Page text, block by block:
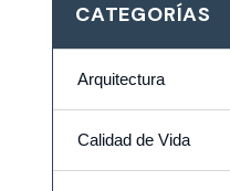
CATEGORÍAS
Arquitectura
Calidad de Vida